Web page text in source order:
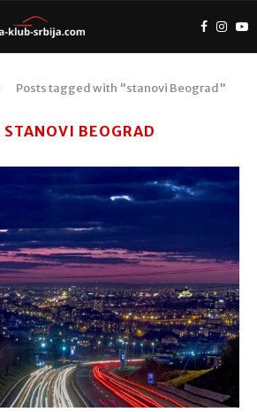
Posts tagged with "stanovi Beograd"
STANOVI BEOGRAD